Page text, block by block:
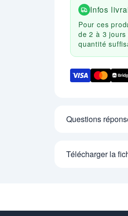
Infos
Pour ces
de 2 à 3
quantité
Questions
Télécharger la